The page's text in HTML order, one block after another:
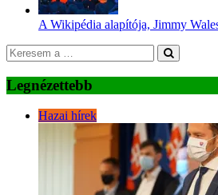
A Wikipédia alapítója, Jimmy
Legnézettebb
Hazai hírek